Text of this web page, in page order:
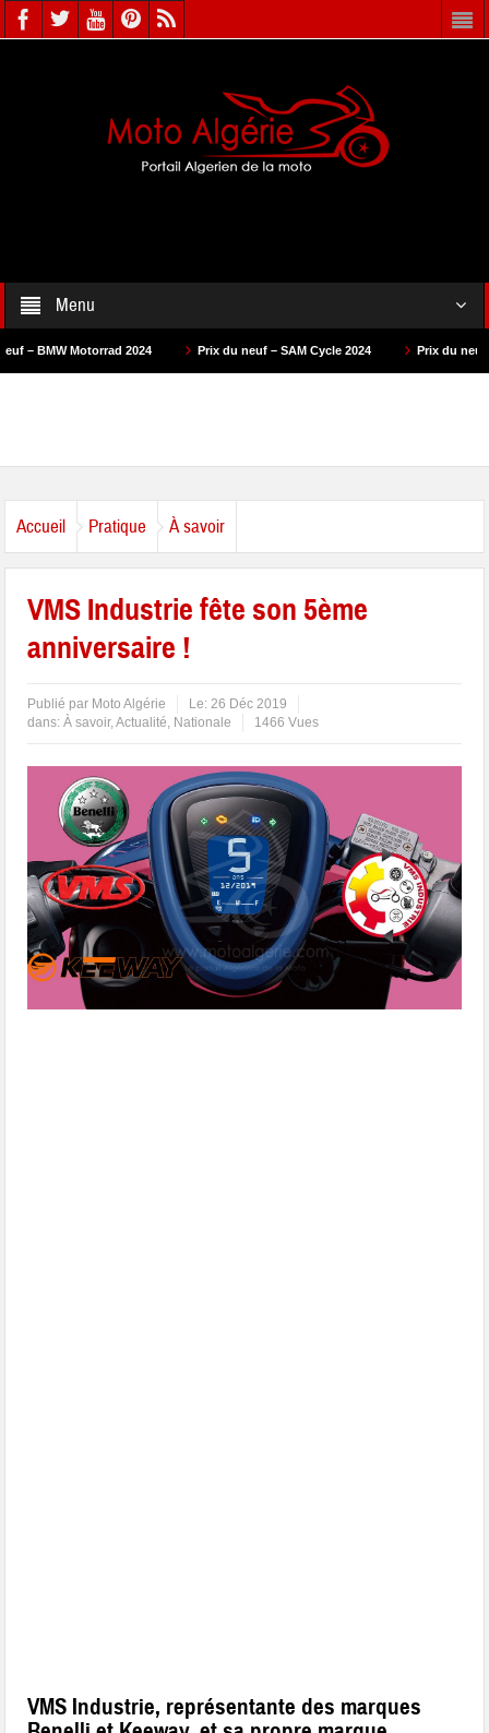
Menu
2024 Prix du neuf – SAM Cycle 2024 Prix du neuf – AS Motors
Accueil Pratique À savoir
VMS Industrie fête son 5ème
anniversaire !
Publié par Moto Algérie Le:26 Déc 2019
dans:À savoir,Actualité, Nationale 1466 Vues
VMS Industrie, représentante des marques